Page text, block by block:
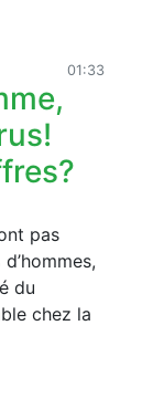
01:33
pas
du
chez la